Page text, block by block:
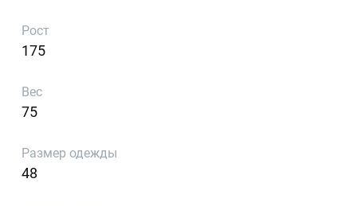
Рост
175
Вес
75
Размер одежды
48